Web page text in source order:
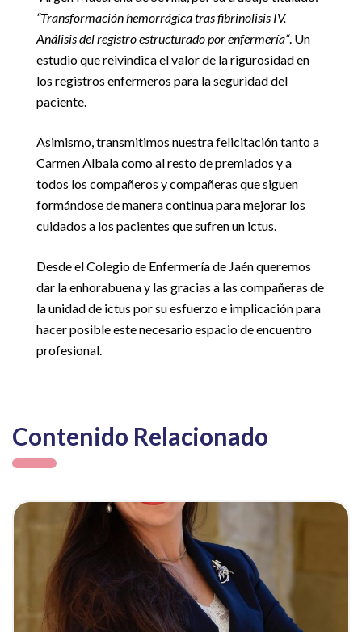
“Transformación hemorrágica tras fibrinolisis IV.
Análisis del registro estructurado por enfermería“. Un
estudio que reivindica el valor de la rigurosidad en
los registros enfermeros para la seguridad del
paciente.
Asimismo, transmitimos nuestra felicitación tanto a
Carmen Albala como al resto de premiados y a
todos los compañeros y compañeras que siguen
formándose de manera continua para mejorar los
cuidados a los pacientes que sufren un ictus.
Desde el Colegio de Enfermería de Jaén queremos
dar la enhorabuena y las gracias a las compañeras de
la unidad de ictus por su esfuerzo e implicación para
hacer posible este necesario espacio de encuentro
profesional.
Contenido Relacionado
Ver noticia